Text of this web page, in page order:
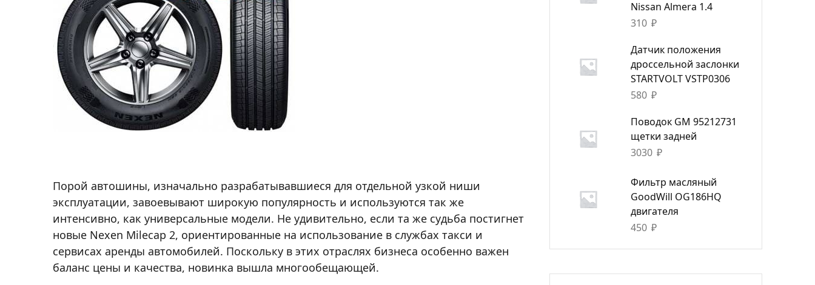
Порой автошины, изначально разрабатывавшиеся для отдельной узкой ниши
эксплуатации, завоевывают широкую популярность и используются так же
интенсивно, как универсальные модели. Не удивительно, если та же судьба постигнет
новые Nexen Milecap 2, ориентированные на использование в службах такси и
сервисах аренды автомобилей. Поскольку в этих отраслях бизнеса особенно важен
баланс цены и качества, новинка вышла многообещающей.
Nissan Almera 1.4
310 ₽
Датчик положения
дроссельной заслонки
STARTVOLT VSTP0306
580 ₽
Поводок GM 95212731
щетки задней
3030 ₽
Фильтр масляный
GoodWill OG186HQ
двигателя
450 ₽